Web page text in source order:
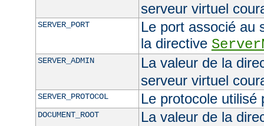
serveur virtuel
SERVER_PORT
Le port associé au
la directive
SERVER_ADMIN
La valeur de la
serveur virtuel
SERVER_PROTOCOL Le protocole utilisé
DOCUMENT_ROOT
La valeur de la